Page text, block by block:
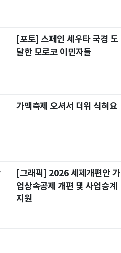
[포토] 스페인 세우타 국경 도
달한 모로코 이민자들
가맥축제 오셔서 더위 식혀요
[그래픽] 2026 세제개편안 가
업상속공제 개편 및 사업승계
지원